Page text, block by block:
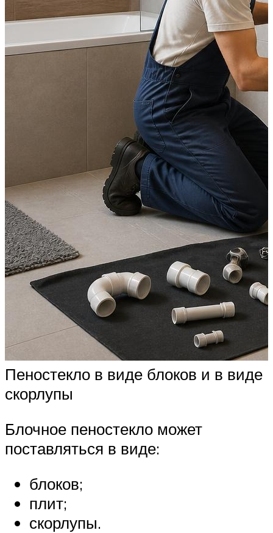
Пеностекло в виде блоков и в виде
скорлупы
Блочное пеностекло может
поставляться в виде:
блоков;
плит;
скорлупы.